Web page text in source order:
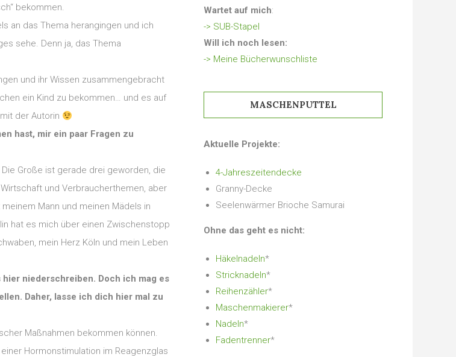
bekommen.
an das Thema herangingen und ich
sehe. Denn ja, das Thema
und ihr Wissen zusammengebracht
ein Kind zu bekommen… und es auf
der Autorin
hast, mir ein paar Fragen zu
Große ist gerade drei geworden, die
und Verbraucherthemen, aber
Mann und meinen Mädels in
hat es mich über einen Zwischenstopp
mein Herz Köln und mein Leben
niederschreiben. Doch ich mag es
Daher, lasse ich dich hier mal zu
Maßnahmen bekommen können.
Hormonstimulation im Reagenzglas
Wartet auf mich:
-> SUB-Stapel
Will ich noch lesen:
-> Meine Bücherwunschliste
MASCHENPUTTEL
Aktuelle Projekte:
4-Jahreszeitendecke
Granny-Decke
Seelenwärmer Brioche Samurai
Ohne das geht es nicht:
Häkelnadeln*
Stricknadeln*
Reihenzähler*
Maschenmakierer*
Nadeln*
Fadentrenner*